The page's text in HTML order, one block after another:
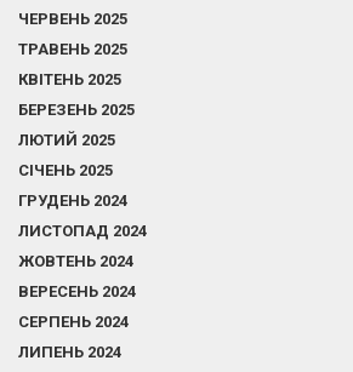
ЧЕРВЕНЬ 2025
ТРАВЕНЬ 2025
КВІТЕНЬ 2025
БЕРЕЗЕНЬ 2025
ЛЮТИЙ 2025
СІЧЕНЬ 2025
ГРУДЕНЬ 2024
ЛИСТОПАД 2024
ЖОВТЕНЬ 2024
ВЕРЕСЕНЬ 2024
СЕРПЕНЬ 2024
ЛИПЕНЬ 2024